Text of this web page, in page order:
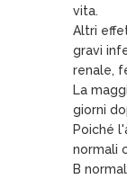
vita.
Altri
gravi
renale,
La
giorni
Poiché
normali
B